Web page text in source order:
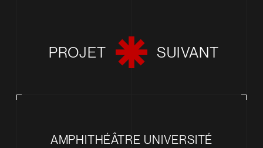
PROJET SUIVANT
AMPHITHÉÂTRE UNIVERSITÉ